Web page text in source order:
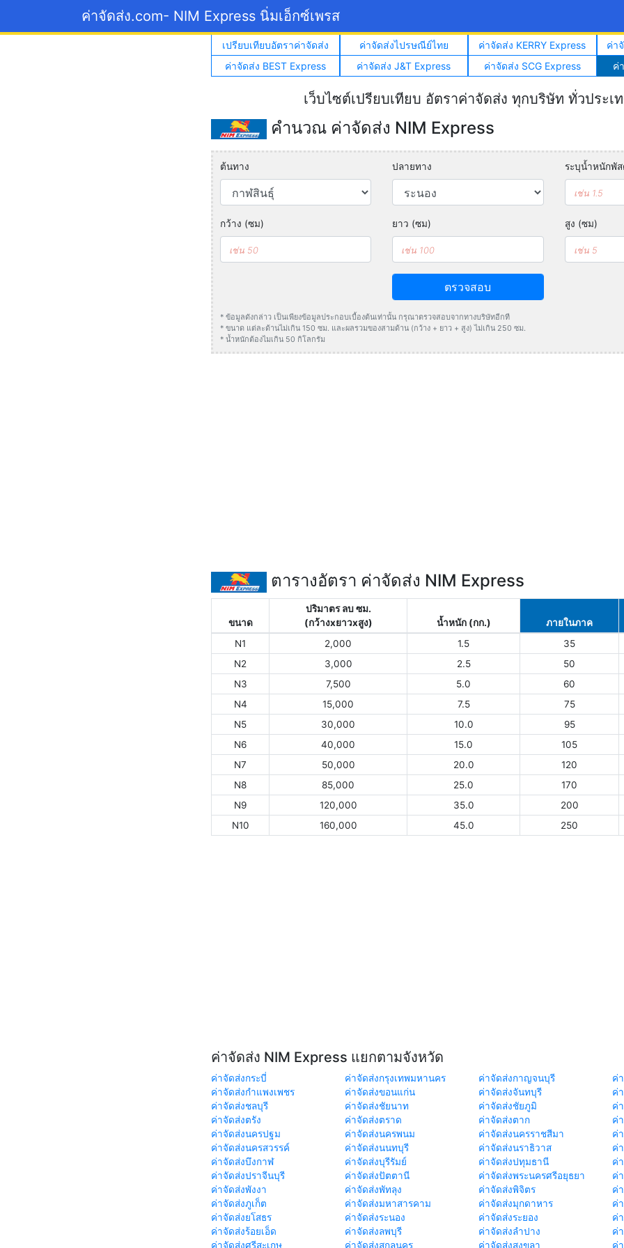
ค่าจัดส่ง.com- NIM Express นิ่มเอ็กซ์เพรส
เปรียบเทียบอัตราค่าจัดส่ง ค่าจัดส่งไปรษณีย์ไทย ค่าจัดส่ง KERRY Express
ค่า
ค่าจัดส่ง BEST Express
ค่าจัดส่ง J&T Express ค่าจัดส่ง SCG Express ค่
เว็บไซต์เปรียบเทียบ อัตราค่าจัดส่ง ทุกบริษัท ทั่วประเ
คำนวณ ค่าจัดส่ง NIM Express
ต้นทาง ปลายทาง ระบุน้ำหนักพั
กว้าง (ซม) ยาว (ซม) สูง (ซม)
ตรวจสอบ
* ข้อมูลดังกล่าว เป็นเพียงข้อมูลประกอบเบื้องต้นเท่านั้น กรุณาตรวจสอบจากทางบริษัทอีกที
* ขนาด แต่ละด้านไม่เกิน 150 ซม. และผลรวมของสามด้าน (กว้าง + ยาว + สูง) ไม่เกิน 250 ซม.
* น้ำหนักต้องไมเกิน 50 กิโลกรัม
ตารางอัตรา ค่าจัดส่ง NIM Express
ขนาด
ปริมาตร ลบ ซม.
(กว้างxยาวxสูง)
น้ำหนัก (กก.) ภายในภาค
N1
2,000 1.5 35
N2
3,000 2.5 50
N3
7,500 5.0 60
N4
15,000 7.5 75
N5
30,000 10.0 95
N6
40,000 15.0 105
N7
50,000 20.0 120
N8
85,000 25.0 170
N9
120,000 35.0 200
N10
160,000 45.0 250
ค่าจัดส่ง NIM Express แยกตามจังหวัด
ค่าจัดส่งกระบี่ ค่าจัดส่งกรุงเทพมหานคร ค่าจัดส่งกาญจนบุรี
ค่
ค่าจัดส่งกำแพงเพชร
ค่าจัดส่งขอนแก่น ค่าจัดส่งจันทบุรี
ค่
ค่าจัดส่งชลบุรี
ค่าจัดส่งชัยนาท ค่าจัดส่งชัยภูมิ
ค่
ค่าจัดส่งตรัง
ค่าจัดส่งตราด ค่าจัดส่งตาก
ค่
ค่าจัดส่งนครปฐม
ค่าจัดส่งนครพนม ค่าจัดส่งนครราชสีมา
ค่
ค่าจัดส่งนครสวรรค์
ค่าจัดส่งนนทบุรี ค่าจัดส่งนราธิวาส
ค่
ค่าจัดส่งบึงกาฬ
ค่าจัดส่งบุรีรัมย์ ค่าจัดส่งปทุมธานี
ค่
ค่าจัดส่งปราจีนบุรี
ค่าจัดส่งปัตตานี ค่าจัดส่งพระนครศรีอยุธยา
ค่
ค่าจัดส่งพังงา
ค่าจัดส่งพัทลุง ค่าจัดส่งพิจิตร
ค่
ค่าจัดส่งภูเก็ต
ค่าจัดส่งมหาสารคาม ค่าจัดส่งมุกดาหาร
ค่
ค่าจัดส่งยโสธร
ค่าจัดส่งระนอง ค่าจัดส่งระยอง
ค่
ค่าจัดส่งร้อยเอ็ด
ค่าจัดส่งลพบุรี ค่าจัดส่งลำปาง
ค่
ค่าจัดส่งศรีสะเกษ
ค่าจัดส่งสกลนคร ค่าจัดส่งสงขลา ค่